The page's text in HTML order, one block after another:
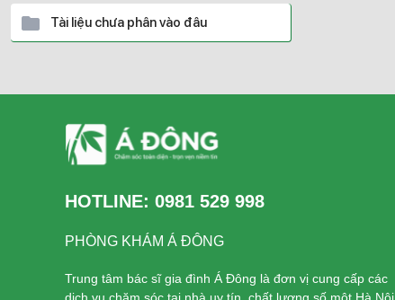
Tài liệu chưa phân vào đâu
HOTLINE: 0981 529 998
PHÒNG KHÁM Á ĐÔNG
Trung tâm bác sĩ gia đình Á Đông là đơn vị cung cấp các